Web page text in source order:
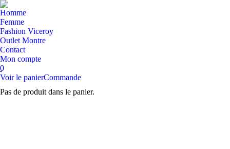
Homme
Femme
Fashion Viceroy
Outlet Montre
Contact
Mon compte
0
Voir le panierCommande
Pas de produit dans le panier.